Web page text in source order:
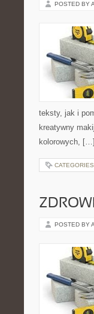
POSTED BY
teksty, jak i
kreatywny
kolorowych, […]
POSTED BY